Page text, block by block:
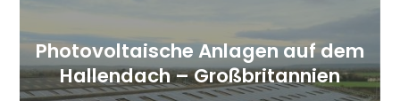
Photovoltaische Anlagen auf dem
Hallendach – Großbritannien